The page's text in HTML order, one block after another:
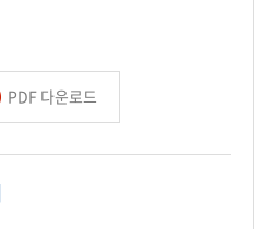
PDF 다운로드